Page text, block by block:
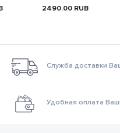
2490.00 RUB
Служба доставки
Удобная оплата